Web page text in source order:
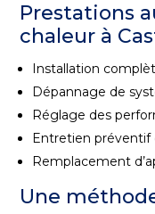
Prestations
chaleur à
Installation
Dépannage de
Réglage des
Entretien préventif
Remplacement
Une